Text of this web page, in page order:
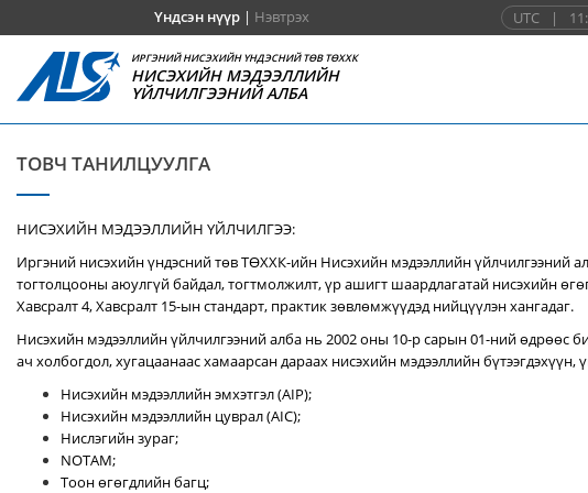
Үндсэн нүүр| Нэвтрэх UTC |
ИРГЭНИЙ НИСЭХИЙН ҮНДЭСНИЙ ТӨВ ТӨХХК
НИСЭХИЙН МЭДЭЭЛЛИЙН
ҮЙЛЧИЛГЭЭНИЙ АЛБА
ТОВЧ ТАНИЛЦУУЛГА
НИСЭХИЙН МЭДЭЭЛЛИЙН ҮЙЛЧИЛГЭЭ:
Иргэний нисэхийн үндэсний төв ТӨХХК-ийн Нисэхийн мэдээллийн үйлчилгээний
тогтолцооны аюулгүй байдал, тогтмолжилт, үр ашигт шаардлагатай нисэхийн
Хавсралт 4, Хавсралт 15-ын стандарт, практик зөвлөмжүүдэд нийцүүлэн хангадаг.
Нисэхийн мэдээллийн үйлчилгээний алба нь 2002 оны 10-р сарын 01-ний өдрөөс
ач холбогдол, хугацаанаас хамаарсан дараах нисэхийн мэдээллийн бүтээгдэхүүн,
Нисэхийн мэдээллийн эмхэтгэл (AIP);
Нисэхийн мэдээллийн цуврал (AIC);
Нислэгийн зураг;
NOTAM;
Тоон өгөгдлийн багц;